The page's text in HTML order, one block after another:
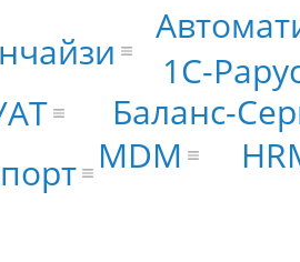
Баланс-
1С-
MDM